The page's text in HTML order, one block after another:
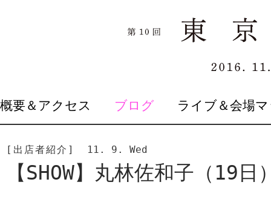
SKIP
TO
概要＆アクセス ブログ ライブ＆会場
[出店者紹介] 11. 9. Wed
【SHOW】丸林佐和子（19日